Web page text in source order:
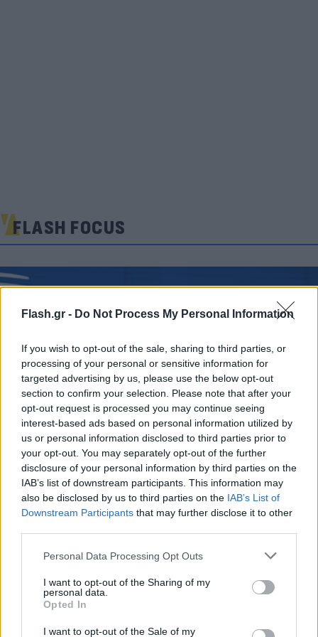
Flash.gr - Do Not Process My Personal Information
If you wish to opt-out of the sale, sharing to third parties, or
processing of your personal or sensitive information for
targeted advertising by us, please use the below opt-out
section to confirm your selection. Please note that after your
opt-out request is processed you may continue seeing
interest-based ads based on personal information utilized by
us or personal information disclosed to third parties prior to
your opt-out. You may separately opt-out of the further
disclosure of your personal information by third parties on the
IAB’s list of downstream participants. This information may
also be disclosed by us to third parties on the IAB’s List of
Downstream Participants that may further disclose it to other
Please note that this website/app uses one or more Google
not limited to your visit or usage behaviour. You may click to
grant or deny consent to Google and its third-party tags to
use your data for below specified purposes in below Google
consent section.
Personal Data Processing Opt Outs
I want to opt-out of the Sharing of my
personal data.
Opted In
I want to opt-out of the Sale of my
FLASH FOCUS
Αίτημα της Αθήνας για ενεργοποίηση της
ρήτρας διαφυγής - Επενδύσεις άνω του 1
δισ. ευρώ στην Ελλάδα